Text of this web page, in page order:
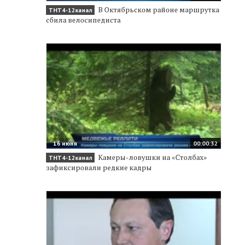
ТНТ4-12канал
В Октябрьском районе маршрутка
сбила велосипедиста
00:00:32
16 июня
ТНТ4-12канал
Камеры-ловушки на «Столбах»
зафиксировали редкие кадры